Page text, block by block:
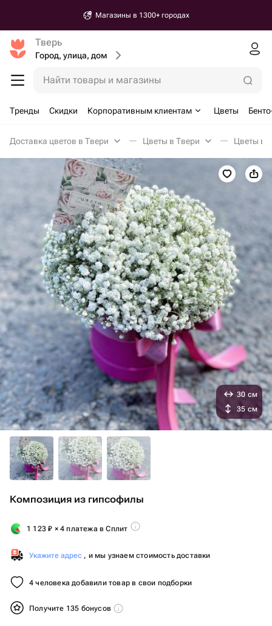
Магазины в 1300+ городах
Тверь
Город, улица, дом
Найти товары и магазины
Тренды Скидки Корпоративным клиентам Цветы
Доставка цветов в Твери Цветы в Твери Цветы в
Композиция из гипсофилы
1 123₽ × 4 платежа в Сплит
Укажите адрес , и мы узнаем стоимость доставки
4 человека добавили товар в свои подборки
Получите 135 бонусов
30 см
35 см